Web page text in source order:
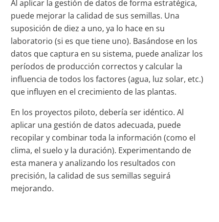
Al aplicar la gestión de datos de forma estratégica,
puede mejorar la calidad de sus semillas. Una
suposición de diez a uno, ya lo hace en su
laboratorio (si es que tiene uno). Basándose en los
datos que captura en su sistema, puede analizar los
períodos de producción correctos y calcular la
influencia de todos los factores (agua, luz solar, etc.)
que influyen en el crecimiento de las plantas.
En los proyectos piloto, debería ser idéntico. Al
aplicar una gestión de datos adecuada, puede
recopilar y combinar toda la información (como el
clima, el suelo y la duración). Experimentando de
esta manera y analizando los resultados con
precisión, la calidad de sus semillas seguirá
mejorando.